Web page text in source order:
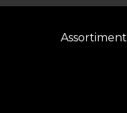
Assortiment